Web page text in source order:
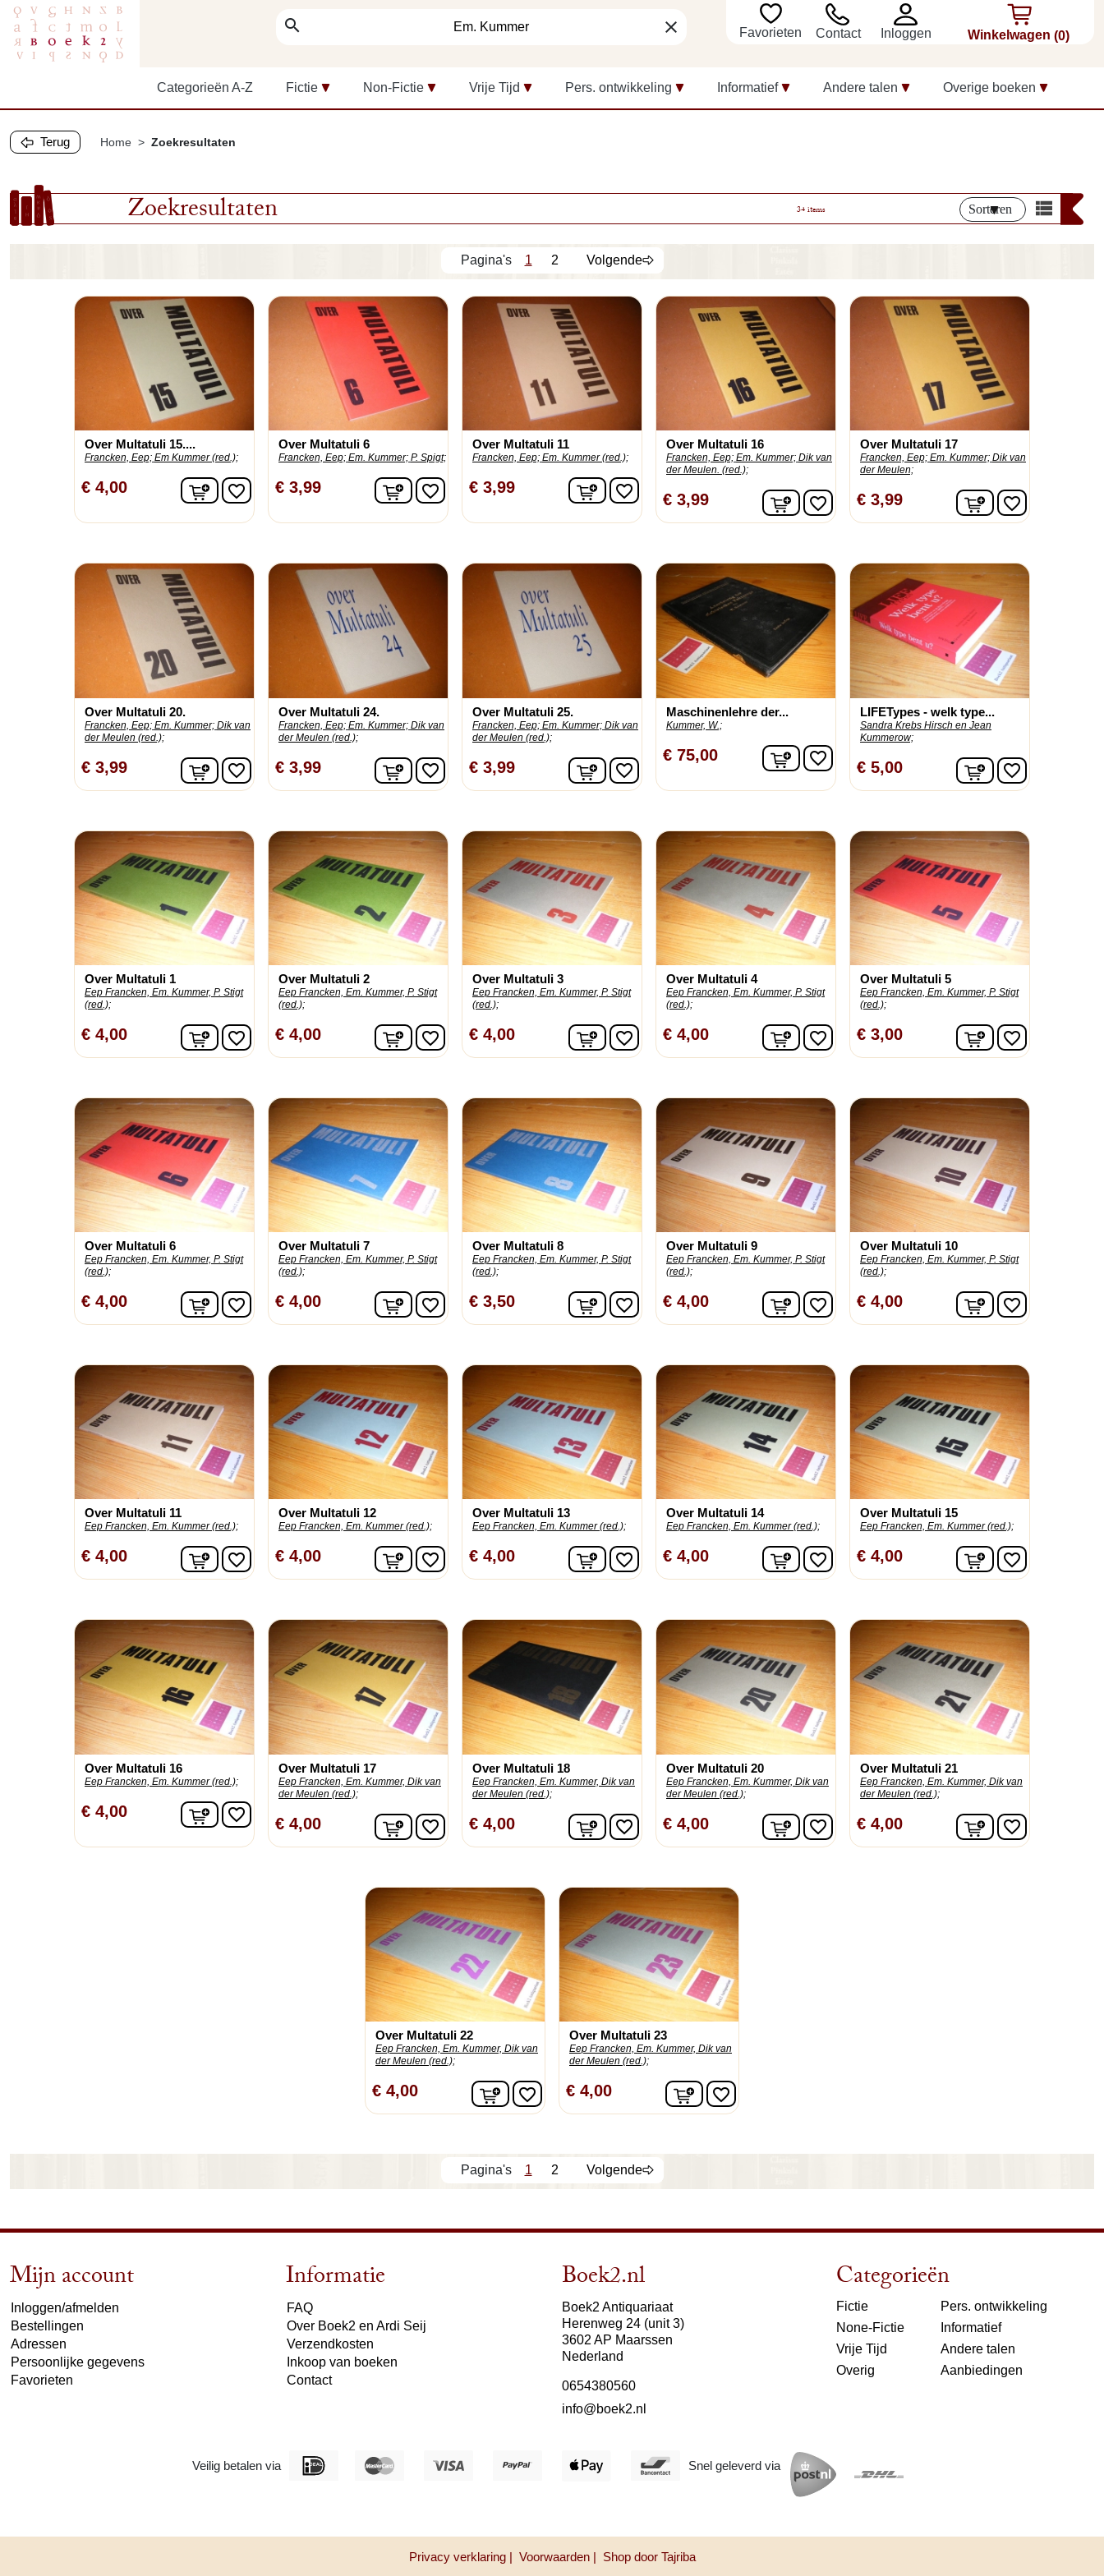
search clear Favorieten Contact Inloggen Winkelwagen (0)
Categorieën A-Z Fictie Non-Fictie Vrije Tijd Pers. ontwikkeling Informatief Andere talen Overige boeken
Terug Home Zoekresultaten
Zoekresultaten 34 items Sorteren
1 2 Volgende
Over Multatuli 15....
Francken, Eep; Em Kummer (red.);
€ 4,00 In winkelwagen
favorite_border
Over Multatuli 6
Francken, Eep; Em. Kummer; P. Spigt;
€ 3,99 In winkelwagen
favorite_border
Over Multatuli 11
Francken, Eep; Em. Kummer (red.);
€ 3,99 In winkelwagen
favorite_border
Over Multatuli 16
Francken, Eep; Em. Kummer; Dik van
der Meulen. (red.);
€ 3,99 In winkelwagen
favorite_border
Over Multatuli 17
Francken, Eep; Em. Kummer; Dik van
der Meulen;
€ 3,99 In winkelwagen
favorite_border
Over Multatuli 20.
Francken, Eep; Em. Kummer; Dik van
der Meulen (red.);
€ 3,99 In winkelwagen
favorite_border
Over Multatuli 24.
Francken, Eep; Em. Kummer; Dik van
der Meulen (red.);
€ 3,99 In winkelwagen
favorite_border
Over Multatuli 25.
Francken, Eep; Em. Kummer; Dik van
der Meulen (red.);
€ 3,99 In winkelwagen
favorite_border
Maschinenlehre der...
Kummer, W.;
€ 75,00 In winkelwagen
favorite_border
LIFETypes - welk type...
Sandra Krebs Hirsch en Jean
Kummerow;
€ 5,00 In winkelwagen
favorite_border
Over Multatuli 1
Eep Francken, Em. Kummer, P. Stigt
(red.);
€ 4,00 In winkelwagen
favorite_border
Over Multatuli 2
Eep Francken, Em. Kummer, P. Stigt
(red.);
€ 4,00 In winkelwagen
favorite_border
Over Multatuli 3
Eep Francken, Em. Kummer, P. Stigt
(red.);
€ 4,00 In winkelwagen
favorite_border
Over Multatuli 4
Eep Francken, Em. Kummer, P. Stigt
(red.);
€ 4,00 In winkelwagen
favorite_border
Over Multatuli 5
Eep Francken, Em. Kummer, P. Stigt
(red.);
€ 3,00 In winkelwagen
favorite_border
Over Multatuli 6
Eep Francken, Em. Kummer, P. Stigt
(red.);
€ 4,00 In winkelwagen
favorite_border
Over Multatuli 7
Eep Francken, Em. Kummer, P. Stigt
(red.);
€ 4,00 In winkelwagen
favorite_border
Over Multatuli 8
Eep Francken, Em. Kummer, P. Stigt
(red.);
€ 3,50 In winkelwagen
favorite_border
Over Multatuli 9
Eep Francken, Em. Kummer, P. Stigt
(red.);
€ 4,00 In winkelwagen
favorite_border
Over Multatuli 10
Eep Francken, Em. Kummer, P. Stigt
(red.);
€ 4,00 In winkelwagen
favorite_border
Over Multatuli 11
Eep Francken, Em. Kummer (red.);
€ 4,00 In winkelwagen
favorite_border
Over Multatuli 12
Eep Francken, Em. Kummer (red.);
€ 4,00 In winkelwagen
favorite_border
Over Multatuli 13
Eep Francken, Em. Kummer (red.);
€ 4,00 In winkelwagen
favorite_border
Over Multatuli 14
Eep Francken, Em. Kummer (red.);
€ 4,00 In winkelwagen
favorite_border
Over Multatuli 15
Eep Francken, Em. Kummer (red.);
€ 4,00 In winkelwagen
favorite_border
Over Multatuli 16
Eep Francken, Em. Kummer (red.);
€ 4,00 In winkelwagen
favorite_border
Over Multatuli 17
Eep Francken, Em. Kummer, Dik van
der Meulen (red.);
€ 4,00 In winkelwagen
favorite_border
Over Multatuli 18
Eep Francken, Em. Kummer, Dik van
der Meulen (red.);
€ 4,00 In winkelwagen
favorite_border
Over Multatuli 20
Eep Francken, Em. Kummer, Dik van
der Meulen (red.);
€ 4,00 In winkelwagen
favorite_border
Over Multatuli 21
Eep Francken, Em. Kummer, Dik van
der Meulen (red.);
€ 4,00 In winkelwagen
favorite_border
Over Multatuli 22
Eep Francken, Em. Kummer, Dik van
der Meulen (red.);
€ 4,00 In winkelwagen
favorite_border
Over Multatuli 23
Eep Francken, Em. Kummer, Dik van
der Meulen (red.);
€ 4,00 In winkelwagen
favorite_border
1 2 Volgende
Mijn account
Inloggen/afmelden
Bestellingen
Adressen
Persoonlijke gegevens
Favorieten
Informatie
FAQ
Over Boek2 en Ardi Seij
Verzendkosten
Inkoop van boeken
Contact
Boek2.nl
Boek2 Antiquariaat
Herenweg 24 (unit 3)
3602 AP Maarssen
Nederland
0654380560
info@boek2.nl
Categorieën
Fictie
None-Fictie
Vrije Tijd
Overig
Pers. ontwikkeling
Informatief
Andere talen
Aanbiedingen
Veilig betalen via Snel geleverd via
Privacy verklaring | Voorwaarden | Shop door Tajriba